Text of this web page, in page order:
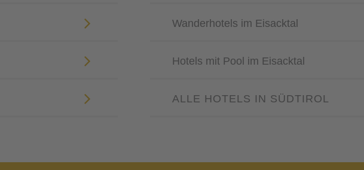
Wanderhotels im Eisacktal
Hotels mit Pool im Eisacktal
ALLE HOTELS IN SÜDTIROL